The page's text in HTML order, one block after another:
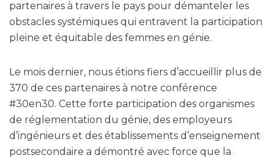
partenaires à travers le pays pour démanteler les
obstacles systémiques qui entravent la participation
pleine et équitable des femmes en génie.
Le mois dernier, nous étions fiers d’accueillir plus de
370 de ces partenaires à notre conférence
#30en30. Cette forte participation des organismes
de réglementation du génie, des employeurs
d’ingénieurs et des établissements d’enseignement
postsecondaire a démontré avec force que la